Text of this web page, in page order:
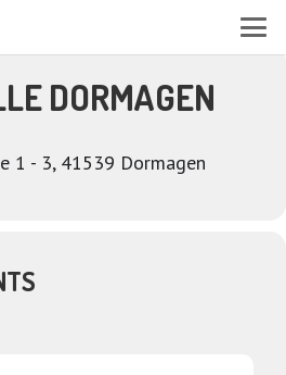
DORMAGEN
1 - 3, 41539 Dormagen